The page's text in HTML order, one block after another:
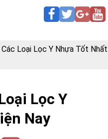
Các Loại Lọc Y Nhựa Tốt Nhất
Lọc Y
Nay